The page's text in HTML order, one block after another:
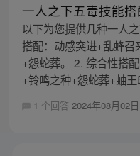
一人之下五毒技能搭
以下为您提供几种一人
搭配：动感突进+乱蜂
+怨蛇葬。 2. 综合性搭
+铃鸣之种+怨蛇葬+蚰王
1 个回答 2024年08月02